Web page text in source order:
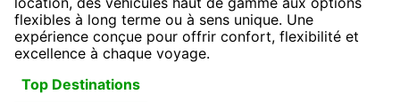
flexibles à long terme ou à sens unique. Une
expérience conçue pour offrir confort, flexibilité et
excellence à chaque voyage.
Top Destinations